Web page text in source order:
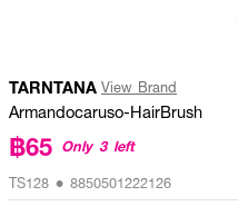
TARNTANA View Brand
Armandocaruso-HairBrush
฿65 Only 3 left
TS128 • 8850501222126